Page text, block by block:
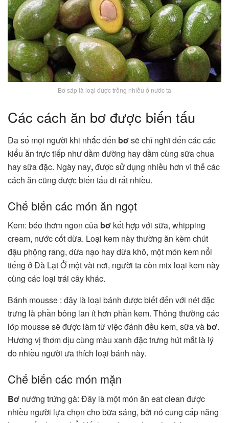
Bơ sáp là loại được trồng nhiều ở nước ta
Các cách ăn bơ được biến tấu
Đa số mọi người khi nhắc đến bơsẽ chỉ nghĩ đến các các
kiểu ăn trực tiếp như dầm đường hay dầm cùng sữa chua
hay sữa đặc. Ngày nay,được sử dụng nhiều hơn vì thế các
cách ăn cũng được biến tấu đi rất nhiều.
Chế biến các món ăn ngọt
Kem: béo thơm ngon của bơ kết hợp với sữa, whipping
cream, nước cốt dừa. Loại kem này thường ăn kèm chút
đậu phộng rang, dừa nạo hay dừa khô, một món kem nổi
tiếng ở Đà Lạt Ở một vài nơi, người ta còn mix loại kem này
cùng các loại trái cây khác.
Bánh mousse : đây là loại bánh được biết đến với nét đặc
trưng là phần bông lan ít hơn phần kem. Thông thường các
lớp mousse sẽ được làm từ việc đánh đều kem, sữa và bơ.
Hương vị thơm dịu cùng màu xanh đặc trưng hút mắt là lý
do nhiều người ưa thích loại bánh này.
Chế biến các món mặn
Bơ nướng trứng gà: Đây là một món ăn eat clean được
nhiều người lựa chọn cho bữa sáng, bởi nó cung cấp năng